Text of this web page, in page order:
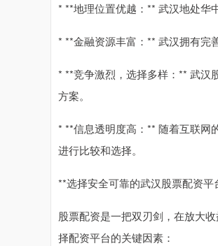
* **地理位置优越：** 武汉地处华
* **金融资源丰富：** 武汉拥有完
* **竞争激烈，选择多样：** 武汉
方案。
* **信息透明度高：** 随着互联网
进行比较和选择。
**选择安全可靠的武汉股票配资平
股票配资是一把双刃剑，在放大
择配资平台的关键因素：